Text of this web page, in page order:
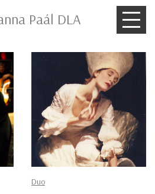
Paál DLA
Duo